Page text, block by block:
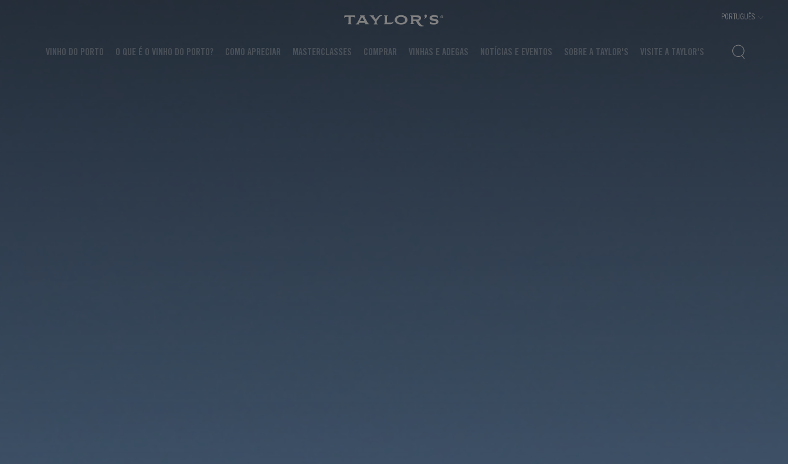
VINHO DO PORTO O QUE É O VINHO DO PORTO? COMO APRECIAR MASTERCLASSES COMPRAR VINHAS E ADEGAS NOTÍCIAS E EVENTOS SOBRE A TAYLOR'S VISITE A TAYLOR'S